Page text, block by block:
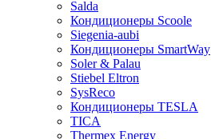
Salda
Кондиционеры Scoole
Siegenia-aubi
Кондиционеры SmartWay
Soler & Palau
Stiebel Eltron
SysReco
Кондиционеры TESLA
TICA
Thermex Energy